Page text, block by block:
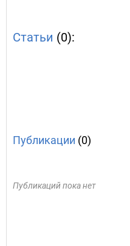
Статьи (0):
Публикации (0)
Публикаций пока нет